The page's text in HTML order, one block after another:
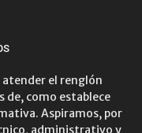
atender el renglón
de, como establece
Aspiramos, por
administrativo y